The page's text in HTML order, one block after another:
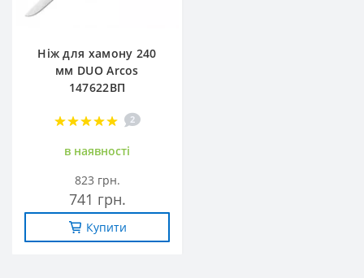
Ніж для хамону 240
мм DUO Arcos
147622ВП
2
в наявностi
823 грн.
741 грн.
Купити